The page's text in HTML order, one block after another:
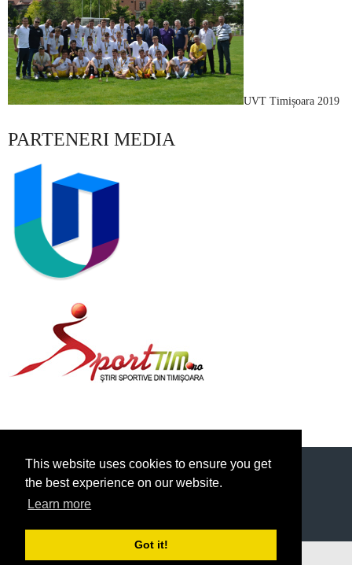
This website uses cookies to ensure you get
the best experience on our website.
Learn more
Got it!
UVT Timișoara 2019
PARTENERI MEDIA